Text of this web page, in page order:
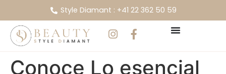
Style Diamant : +41 22 362 50 59
Conoce Lo esencial